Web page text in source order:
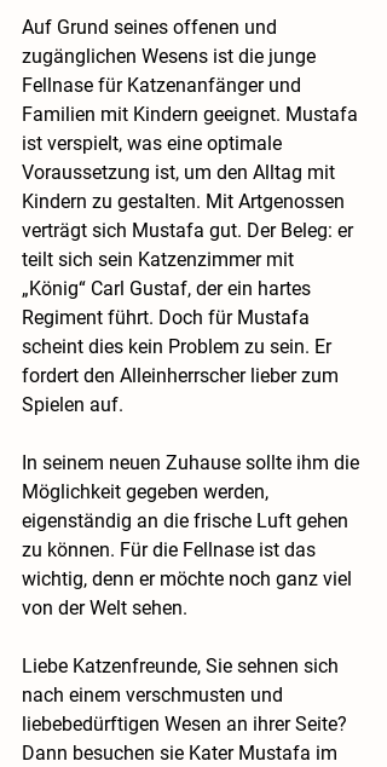
Auf Grund seines offenen und
zugänglichen Wesens ist die junge
Fellnase für Katzenanfänger und
Familien mit Kindern geeignet. Mustafa
ist verspielt, was eine optimale
Voraussetzung ist, um den Alltag mit
Kindern zu gestalten. Mit Artgenossen
verträgt sich Mustafa gut. Der Beleg: er
teilt sich sein Katzenzimmer mit
„König“ Carl Gustaf, der ein hartes
Regiment führt. Doch für Mustafa
scheint dies kein Problem zu sein. Er
fordert den Alleinherrscher lieber zum
Spielen auf.
In seinem neuen Zuhause sollte ihm die
Möglichkeit gegeben werden,
eigenständig an die frische Luft gehen
zu können. Für die Fellnase ist das
wichtig, denn er möchte noch ganz viel
von der Welt sehen.
Liebe Katzenfreunde, Sie sehnen sich
nach einem verschmusten und
liebebedürftigen Wesen an ihrer Seite?
Dann besuchen sie Kater Mustafa im